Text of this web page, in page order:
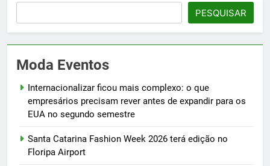
PESQUISAR
Moda Eventos
Internacionalizar ficou mais complexo: o que
empresários precisam rever antes de expandir para os
EUA no segundo semestre
Santa Catarina Fashion Week 2026 terá edição no
Floripa Airport